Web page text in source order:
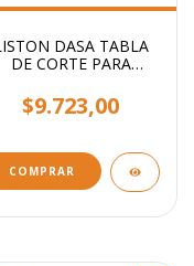
DASA TABLA
DE CORTE PARA
$9.723,00
COMPRAR